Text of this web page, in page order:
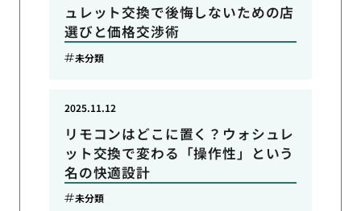
ュレット交換で後悔しないための店
選びと価格交渉術
未分類
リモコンはどこに置く？ウォシュレ
ット交換で変わる「操作性」という
名の快適設計
2025.11.12
未分類